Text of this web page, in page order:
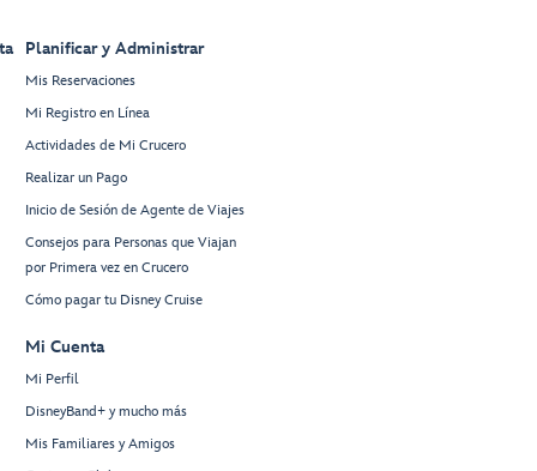
Planificar y Administrar
Mis Reservaciones
Mi Registro en Línea
Actividades de Mi Crucero
Realizar un Pago
Inicio de Sesión de Agente de Viajes
Consejos para Personas que Viajan
por Primera vez en Crucero
Cómo pagar tu Disney Cruise
Mi Cuenta
Mi Perfil
DisneyBand+ y mucho más
Mis Familiares y Amigos